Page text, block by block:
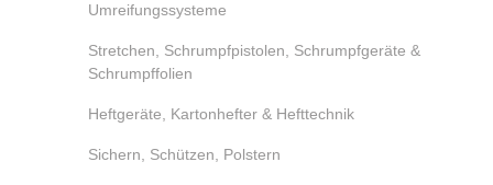
Umreifungssysteme
Stretchen, Schrumpfpistolen, Schrumpfgeräte &
Schrumpffolien
Heftgeräte, Kartonhefter & Hefttechnik
Sichern, Schützen, Polstern